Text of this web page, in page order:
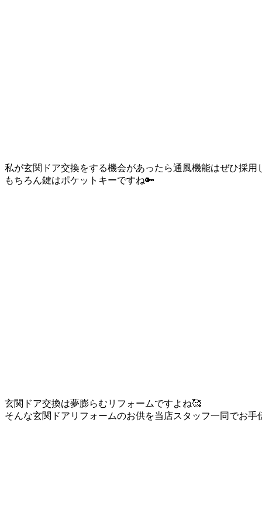
私が玄関ドア交換をする機会があったら通風機能はぜひ採用
もちろん鍵はポケットキーですね🔑
玄関ドア交換は夢膨らむリフォームですよね🥰
そんな玄関ドアリフォームのお供を当店スタッフ一同でお手